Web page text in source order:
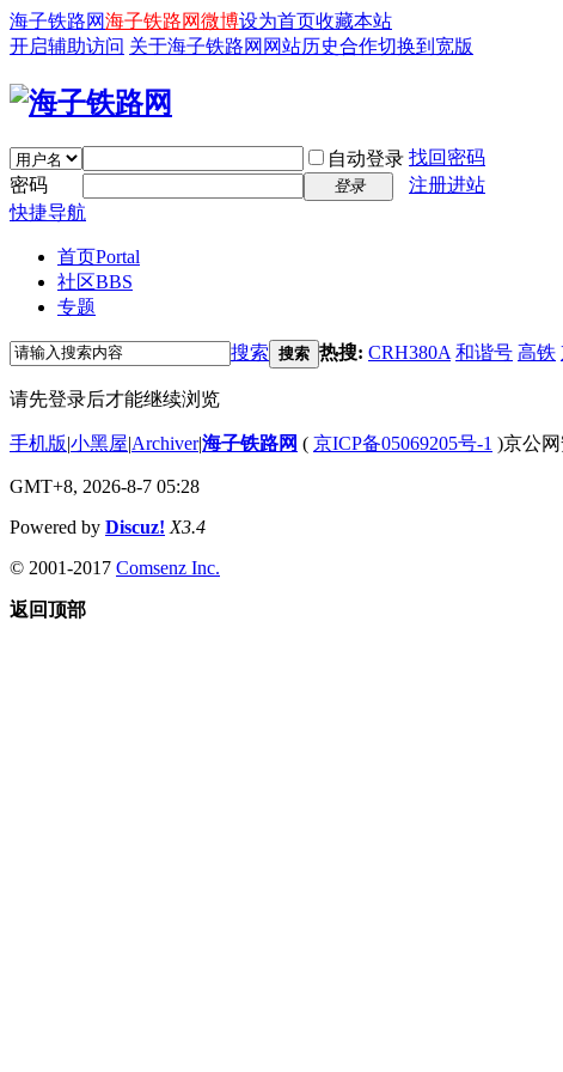
海子铁路网海子铁路网微博设为首页收藏本站
开启辅助访问 关于海子铁路网 网站历史合作切换到宽版
自动登录 找回密码
密码
登录
注册进站
快捷导航
首页Portal
社区BBS
专题
搜索 搜索 热搜: CRH380A 和谐号 高铁
请先登录后才能继续浏览
手机版|小黑屋|Archiver|海子铁路网 ( 京ICP备05069205号-1 )京公网
GMT+8, 2026-8-7 05:28
Powered by Discuz! X3.4
© 2001-2017 Comsenz Inc.
返回顶部